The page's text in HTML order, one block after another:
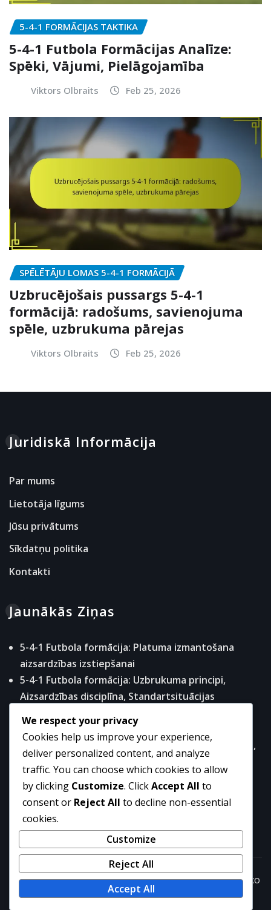
5-4-1 FORMĀCIJAS TAKTIKA
5-4-1 Futbola Formācijas Analīze:
Spēki, Vājumi, Pielāgojamība
Viktors Olbraits Feb 25, 2026
SPĒLĒTĀJU LOMAS 5-4-1 FORMĀCIJĀ
Uzbrucējošais pussargs 5-4-1
formācijā: radošums, savienojuma
spēle, uzbrukuma pārejas
Viktors Olbraits Feb 25, 2026
Juridiskā Informācija
Par mums
Lietotāja līgums
Jūsu privātums
Sīkdatņu politika
Kontakti
Jaunākās Ziņas
5-4-1 Futbola formācija: Platuma izmantošana
aizsardzības izstiepšanai
5-4-1 Futbola formācija: Uzbrukuma principi,
Aizsardzības disciplīna, Standartsituācijas
Pielāgojamība
Uzbrucējošais pussargs 5-4-1 formācijā: radošums,
savienojuma spēle, uzbrukuma pārejas
Aizsardzības organizācija, Pretspiediens
Copyright © 2026 | Powered byWordPress|NewsExo
byThemeArile
We respect your privacy
Cookies help us improve your experience,
deliver personalized content, and analyze
traffic. You can choose which cookies to allow
by clicking Customize. ClickAccept All to
consent or Reject All to decline non-essential
cookies.
Customize
Reject All
Accept All